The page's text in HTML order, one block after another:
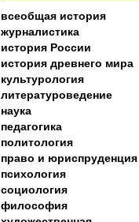
всеобщая история
журналистика
история России
история древнего мира
культурология
литературоведение
наука
педагогика
политология
право и юриспруденция
психология
социология
философия